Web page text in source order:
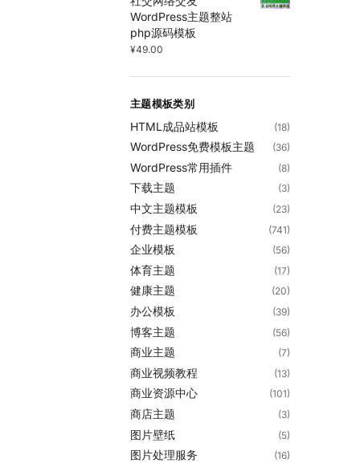
WordPress主题整站
php源码模板
¥49.00
主题模板类别
HTML成品站模板 (18)
WordPress免费模板主题 (36)
WordPress常用插件 (8)
下载主题 (3)
中文主题模板 (23)
付费主题模板 (741)
企业模板 (56)
体育主题 (17)
健康主题 (20)
办公模板 (39)
博客主题 (56)
商业主题 (7)
商业视频教程 (13)
商业资源中心 (101)
商店主题 (3)
图片壁纸 (5)
图片处理服务 (16)